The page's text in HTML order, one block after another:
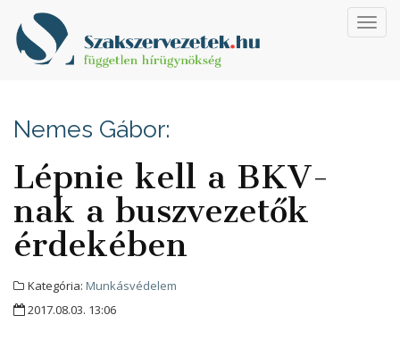
Nemes Gábor:
Lépnie kell a BKV-
nak a buszvezetők
érdekében
Kategória: Munkásvédelem
2017.08.03. 13:06